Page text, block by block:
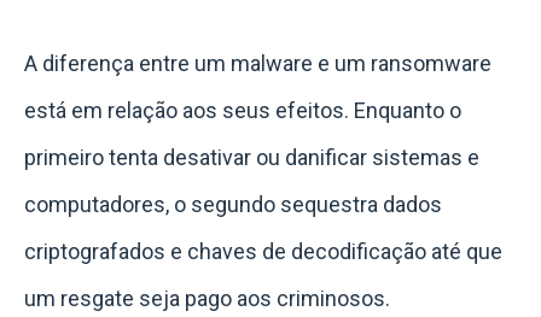
A diferença entre um malware e um ransomware
está em relação aos seus efeitos. Enquanto o
primeiro tenta desativar ou danificar sistemas e
computadores, o segundo sequestra dados
criptografados e chaves de decodificação até que
um resgate seja pago aos criminosos.